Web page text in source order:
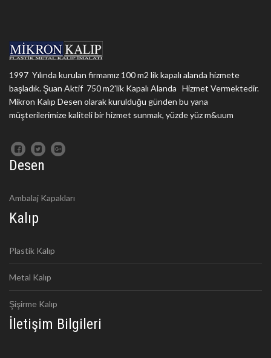
1997 Yılında kurulan firmamız 100 m2 lik kapalı alanda hizmete
başladık. Şuan Aktif 750 m2'lik Kapalı Alanda Hizmet Vermektedir.
Mikron Kalıp Desen olarak kurulduğu günden bu yana
müşterilerimize kaliteli bir hizmet sunmak, yüzde yüz m&uum
Desen
Ambalaj Kapakları
Kalıp
Plastik Kalıp
Metal Kalıp
Şişirme Kalıp
İletişim Bilgileri